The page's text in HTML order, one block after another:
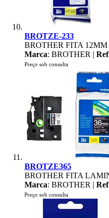
BROTZE-233
BROTHER FITA
Marca: BROTHER |
Preço sob consulta
BROTZE365
BROTHER FITA
Marca: BROTHER |
Preço sob consulta